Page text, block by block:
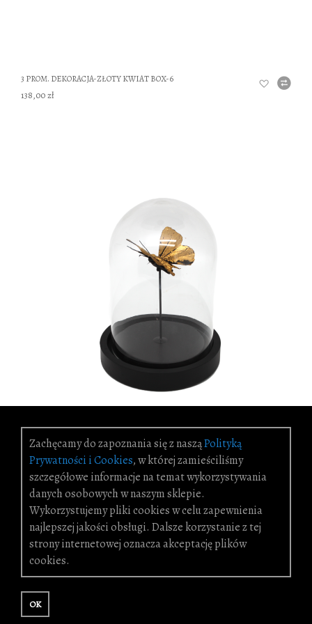
Zachęcamy do zapoznania się z nasząPolityką
Prywatności i Cookies, w której zamieściliśmy
szczegółowe informacje na temat wykorzystywania
danych osobowych w naszym sklepie.
Wykorzystujemy pliki cookies w celu zapewnienia
najlepszej jakości obsługi. Dalsze korzystanie z tej
strony internetowej oznacza akceptację plików
cookies.
OK
3 PROM. DEKORACJA-ZŁOTY KWIAT BOX-6
138,00 zł
3 PROM.DEKORACJA - ZŁOTY MOTYL BOX-12
65,00 zł